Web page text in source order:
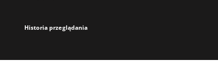
Historia przeglądania